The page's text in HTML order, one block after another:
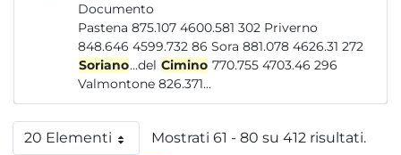
Documento
Pastena 875.107 4600.581 302 Priverno
848.646 4599.732 86 Sora 881.078 4626.31 272
Soriano...del Cimino 770.755 4703.46 296
Valmontone 826.371...
20 ElementiPer pagina Mostrati 61 - 80 su 412 risultati.